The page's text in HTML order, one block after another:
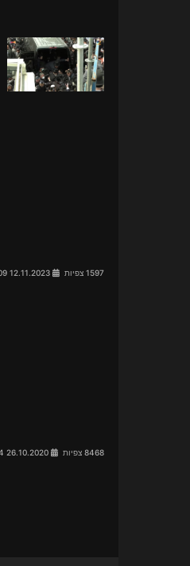
1597 צפיות
8468 צפיות